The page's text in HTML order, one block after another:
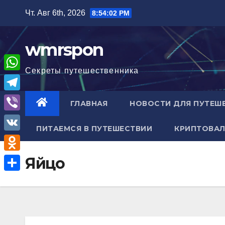
содержимому
Чт. Авг 6th, 2026 8:54:03 PM
wmrspon
Секреты путешественника
ГЛАВНАЯ НОВОСТИ ДЛЯ
ПИТАЕМСЯ В ПУТЕШЕСТВИИ
Яйцо
W
h
a
A
T
e
l
e
g
V
i
b
e
V
K
O